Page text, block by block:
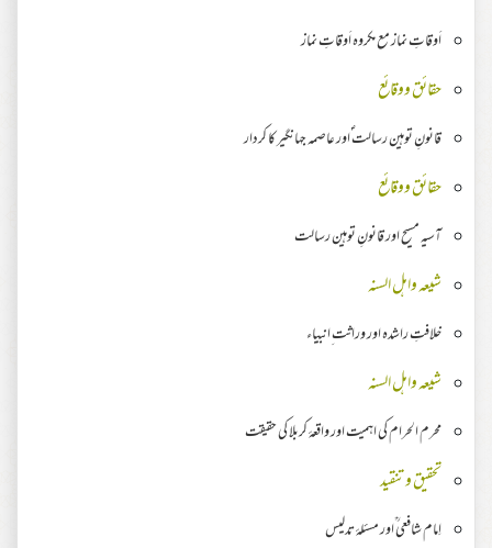
اَوقاتِ نماز مع مکروہ اَوقاتِ نماز
حقائق ووقائع
قانونِ توہین رسالت ؐاور عاصمہ جہانگیر کا کردار
حقائق ووقائع
آسیہ مسیح اور قانونِ توہین رسالت
شیعہ واہل السنہ
خلافتِ راشدہ اور وراثت ِانبیاء
شیعہ واہل السنہ
محرم الحرام کی اہمیت اور واقعۂ کربلا کی حقیقت
تحقیق وتنقید
اِمام شافعی ؒاور مسئلۂ تدلیس